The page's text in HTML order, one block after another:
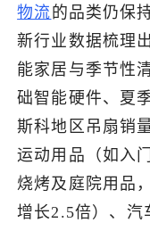
出海导航
出海交流群
了解出海网
物流 的品类仍保
新行业数据梳理
能家居与季节性
础智能硬件、夏
斯科地区吊扇销
运动用品（如入
烧烤及庭院用品
增长2.5倍）、汽